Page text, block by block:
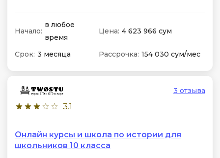
Начало:
в любое
время
Цена: 4 623 966 сум
Срок: 3 месяца Рассрочка: 154 030 сум/мес
3.1
3 отзыва
Онлайн курсы и школа по истории для
школьников 10 класса